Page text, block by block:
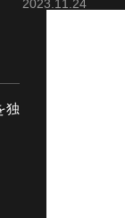
2023.11.24
独